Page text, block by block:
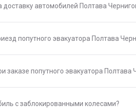
автомобилей Полтава
попутного эвакуатора Полтава
заказе попутного эвакуатора Полтава
с заблокированными колесами?